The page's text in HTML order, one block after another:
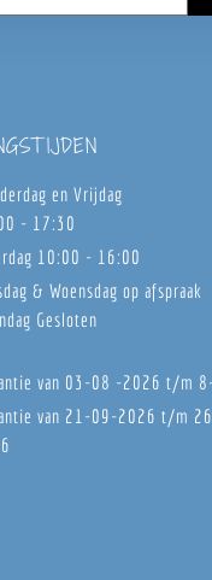
en Vrijdag
- 17:30
10:00 - 16:00
& Woensdag op afspraak
Gesloten
van 03-08 -2026 t/m
van 21-09-2026 t/m